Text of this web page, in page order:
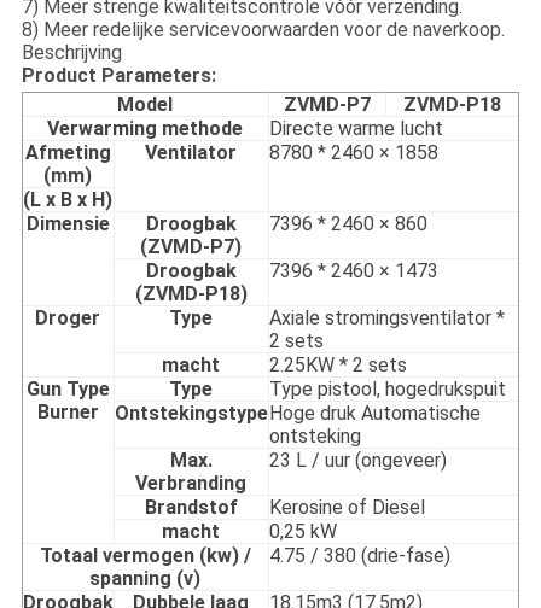
7) Meer strenge kwaliteitscontrole vóór verzending.
8) Meer redelijke servicevoorwaarden voor de naverkoop.
Beschrijving
Product Parameters:
Model
ZVMD-P7
ZVMD-P18
Verwarming methode
Directe warme lucht
Afmeting
(mm)
Ventilator 8780 * 2460 × 1858
(L x B x H)
Dimensie
Droogbak
(ZVMD-P7)
7396 * 2460 × 860
Droogbak
(ZVMD-P18)
7396 * 2460 × 1473
Droger Type
Axiale stromingsventilator *
2 sets
macht
2.25KW * 2 sets
Gun Type
Burner
Type
Type pistool, hogedrukspuit
Ontstekingstype Hoge druk Automatische
ontsteking
Max.
Verbranding
23 L / uur (ongeveer)
Brandstof
Kerosine of Diesel
macht
0,25 kW
Totaal vermogen (kw) /
spanning (v)
4.75 / 380 (drie-fase)
Droogbak Dubbele laag
18.15m3 (17.5m2)